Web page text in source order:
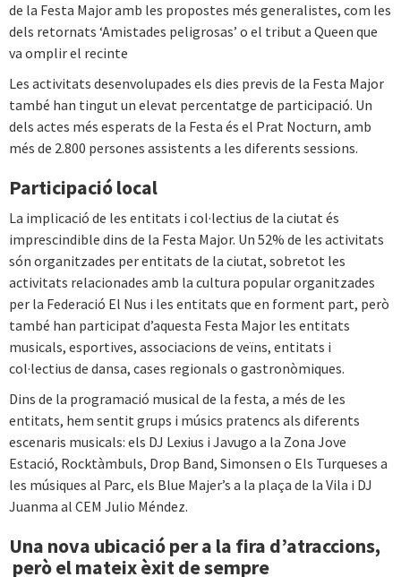
de la Festa Major amb les propostes més generalistes, com les
dels retornats ‘Amistades peligrosas’ o el tribut a Queen que
va omplir el recinte
Les activitats desenvolupades els dies previs de la Festa Major
també han tingut un elevat percentatge de participació. Un
dels actes més esperats de la Festa és el Prat Nocturn, amb
més de 2.800 persones assistents a les diferents sessions.
Participació local
La implicació de les entitats i col·lectius de la ciutat és
imprescindible dins de la Festa Major. Un 52% de les activitats
són organitzades per entitats de la ciutat, sobretot les
activitats relacionades amb la cultura popular organitzades
per la Federació El Nus i les entitats que en forment part, però
també han participat d’aquesta Festa Major les entitats
musicals, esportives, associacions de veïns, entitats i
col·lectius de dansa, cases regionals o gastronòmiques.
Dins de la programació musical de la festa, a més de les
entitats, hem sentit grups i músics pratencs als diferents
escenaris musicals: els DJ Lexius i Javugo a la Zona Jove
Estació, Rocktàmbuls, Drop Band, Simonsen o Els Turqueses a
les músiques al Parc, els Blue Majer’s a la plaça de la Vila i DJ
Juanma al CEM Julio Méndez.
Una nova ubicació per a la fira d’atraccions,
però el mateix èxit de sempre